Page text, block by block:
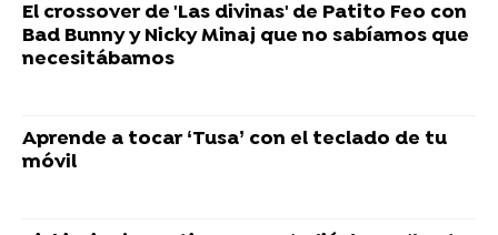
El crossover de 'Las divinas' de Patito Feo con
Bad Bunny y Nicky Minaj que no sabíamos que
necesitábamos
Aprende a tocar ‘Tusa’ con el teclado de tu
móvil